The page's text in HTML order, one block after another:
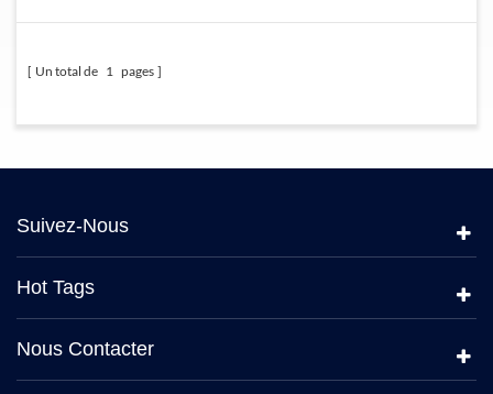
Un total de 1 pages
Suivez-Nous
Hot Tags
Nous Contacter